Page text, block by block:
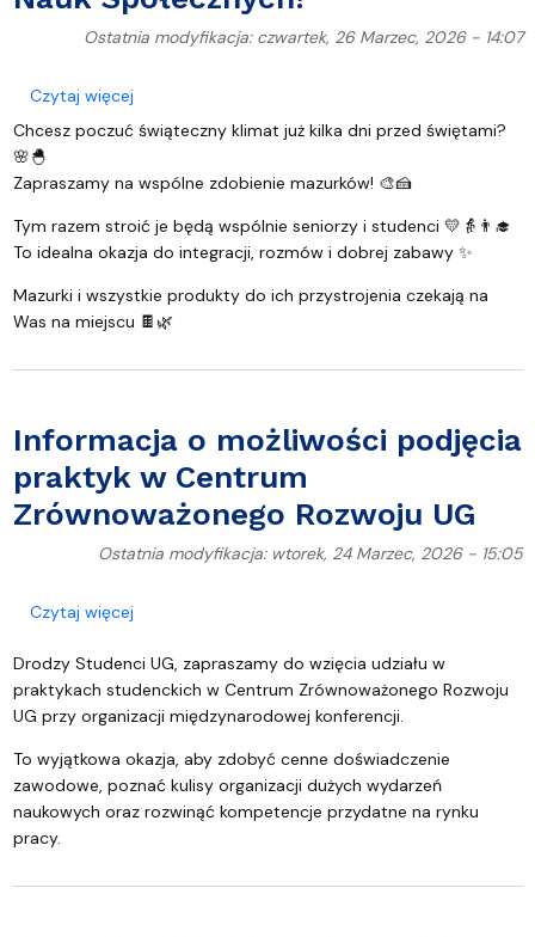
Ostatnia modyfikacja: czwartek, 26 Marzec, 2026 - 14:07
Czytaj więcejo Zdobienie mazurków na Wydziale Nauk
Chcesz poczuć świąteczny klimat już kilka dni przed świętami?
🌸🐣
Zapraszamy na wspólne zdobienie mazurków! 🎨🍰
Tym razem stroić je będą wspólnie seniorzy i studenci 💛👵👨‍🎓
To idealna okazja do integracji, rozmów i dobrej zabawy ✨
Mazurki i wszystkie produkty do ich przystrojenia czekają na
Was na miejscu 🍫🌿
Informacja o możliwości podjęcia
praktyk w Centrum
Zrównoważonego Rozwoju UG
Ostatnia modyfikacja: wtorek, 24 Marzec, 2026 - 15:05
Czytaj więcejo Informacja o możliwości podjęcia praktyk w
Drodzy Studenci UG, zapraszamy do wzięcia udziału w
praktykach studenckich w Centrum Zrównoważonego Rozwoju
UG przy organizacji międzynarodowej konferencji.
To wyjątkowa okazja, aby zdobyć cenne doświadczenie
zawodowe, poznać kulisy organizacji dużych wydarzeń
naukowych oraz rozwinąć kompetencje przydatne na rynku
pracy.